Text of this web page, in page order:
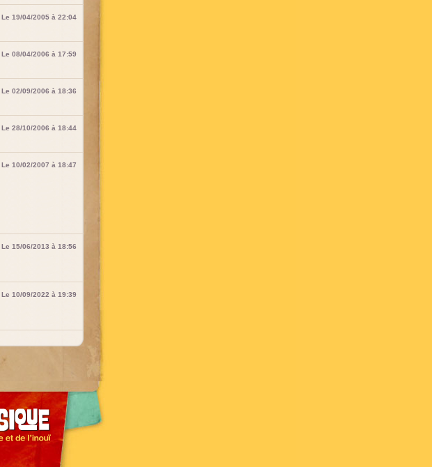
Le 19/04/2005 à 22:04
Le 08/04/2006 à 17:59
Le 02/09/2006 à 18:36
Le 28/10/2006 à 18:44
Le 10/02/2007 à 18:47
Le 15/06/2013 à 18:56
Le 10/09/2022 à 19:39